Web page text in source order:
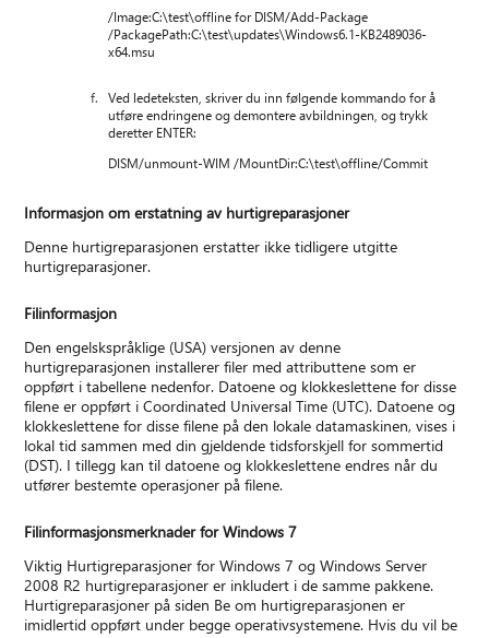
/Image:C:\test\offline for DISM/Add-Package
/PackagePath:C:\test\updates\Windows6.1-KB2489036-
x64.msu
Ved ledeteksten, skriver du inn følgende kommando for å
utføre endringene og demontere avbildningen, og trykk
deretter ENTER:
DISM/unmount-WIM /MountDir:C:\test\offline/Commit
Informasjon om erstatning av hurtigreparasjoner
Denne hurtigreparasjonen erstatter ikke tidligere utgitte
hurtigreparasjoner.
Filinformasjon
Den engelskspråklige (USA) versjonen av denne
hurtigreparasjonen installerer filer med attributtene som er
oppført i tabellene nedenfor. Datoene og klokkeslettene for disse
filene er oppført i Coordinated Universal Time (UTC). Datoene og
klokkeslettene for disse filene på den lokale datamaskinen, vises i
lokal tid sammen med din gjeldende tidsforskjell for sommertid
(DST). I tillegg kan til datoene og klokkeslettene endres når du
utfører bestemte operasjoner på filene.
Filinformasjonsmerknader for Windows 7
Viktig Hurtigreparasjoner for Windows 7 og Windows Server
2008 R2 hurtigreparasjoner er inkludert i de samme pakkene.
Hurtigreparasjoner på siden Be om hurtigreparasjonen er
imidlertid oppført under begge operativsystemene. Hvis du vil be